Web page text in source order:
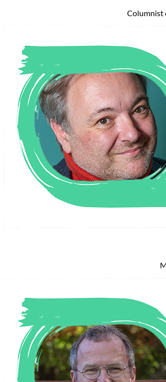
Columnist